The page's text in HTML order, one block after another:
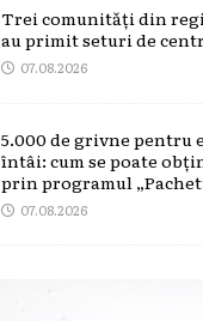
Trei comunități din
au primit seturi de
07.08.2026
5.000 de grivne pentru
întâi: cum se poate
prin programul
07.08.2026